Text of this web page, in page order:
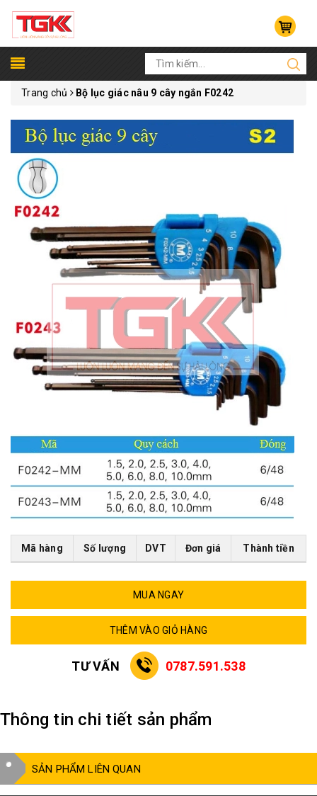
Trang chủ Bộ lục giác nâu 9 cây ngắn F0242
Mã hàng Số lượng DVT Đơn giá Thành tiền
MUA NGAY
THÊM VÀO GIỎ HÀNG
TƯ VẤN 0787.591.538
Thông tin chi tiết sản phẩm
SẢN PHẨM LIÊN QUAN